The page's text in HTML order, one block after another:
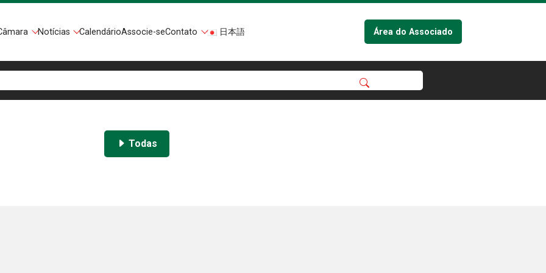
Notícias CalendárioAssocie-seContato 日本語 Área do Associado
Todas